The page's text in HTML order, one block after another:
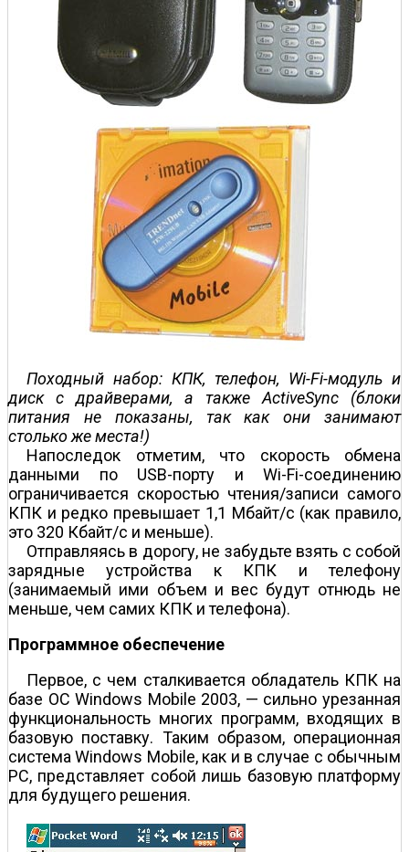
Походный набор: КПК, телефон, Wi-Fi-модуль и
диск с драйверами, а также ActiveSync (блоки
питания не показаны, так как они занимают
столько же места!)
Напоследок отметим, что скорость обмена
данными по USB-порту и Wi-Fi-соединению
ограничивается скоростью чтения/записи самого
КПК и редко превышает 1,1 Мбайт/с (как правило,
это 320 Кбайт/с и меньше).
Отправляясь в дорогу, не забудьте взять с собой
зарядные устройства к КПК и телефону
(занимаемый ими объем и вес будут отнюдь не
меньше, чем самих КПК и телефона).
Программное обеспечение
Первое, с чем сталкивается обладатель КПК на
базе ОС Windows Mobile 2003, — сильно урезанная
функциональность многих программ, входящих в
базовую поставку. Таким образом, операционная
система Windows Mobile, как и в случае с обычным
PC, представляет собой лишь базовую платформу
для будущего решения.